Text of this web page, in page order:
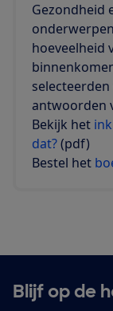
Gezondheid
hoeveelheid
antwoorden
Bekijk het
dat?(pdf)
Bestel het
Blijf op de